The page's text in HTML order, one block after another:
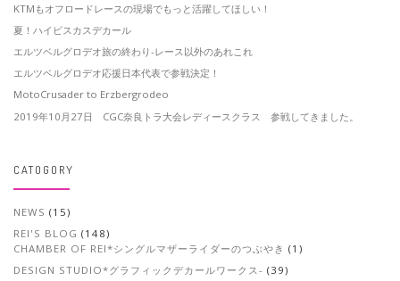
KTMもオフロードレースの現場でもっと活躍してほしい！
夏！ハイビスカスデカール
エルツベルグロデオ旅の終わり-レース以外のあれこれ
エルツベルグロデオ応援日本代表で参戦決定！
MotoCrusader to Erzbergrodeo
2019年10月27日 CGC奈良トラ大会レディースクラス 参戦してきました。
CATOGORY
NEWS (15)
REI'S BLOG (148)
CHAMBER OF REI*シングルマザーライダーのつぶやき (1)
DESIGN STUDIO*グラフィックデカールワークス- (39)